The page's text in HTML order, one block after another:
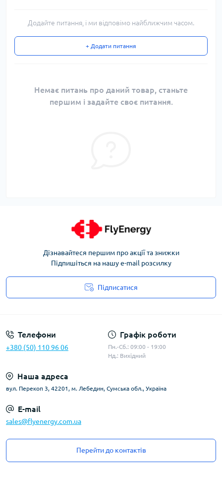
Додайте питання, і ми відповімо найближчим часом.
+ Додати питання
Немає питань про даний товар, станьте
першим і задайте своє питання.
Дізнавайтеся першим про акції та знижки
Підпишіться на нашу e-mail розсилку
Підписатися
Телефони
+380 (50) 110 96 06
Графік роботи
Пн.-Сб.: 09:00 - 19:00
Нд.: Вихідний
Наша адреса
вул. Перекоп 3, 42201, м. Лебедин, Сумська обл., Україна
E-mail
sales@flyenergy.com.ua
Перейти до контактів